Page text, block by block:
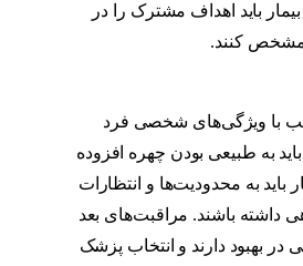
باید اهداف مشترک را در
کنند.
با ویژگی‌های شخصی فرد
باید به طبیعی بودن چهره افزوده
باید به محدودیت‌ها و انتظارات
داشته باشند. مراقبت‌های بعد
بهبود دارند و انتخاب پزشک